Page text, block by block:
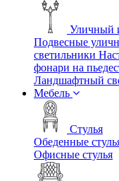
Уличный
Подвесные
светильники
фонари на
Ландшафтный
Мебель
Стулья
Обеденные
Офисные стулья